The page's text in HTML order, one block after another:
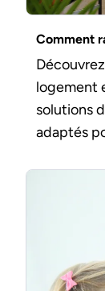
Comment
logement
solutions
adaptés